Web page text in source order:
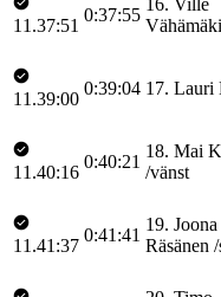
11.37:51
0:37:55
Vähämäki
11.39:00
0:39:04 17. Lauri
11.40:16
0:40:21
18. Mai
/vänst
11.41:37
0:41:41
19. Joona
Räsänen /